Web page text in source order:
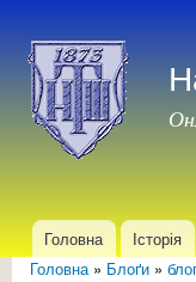
Головне меню
Головна Історія
Головна» Блоґи »